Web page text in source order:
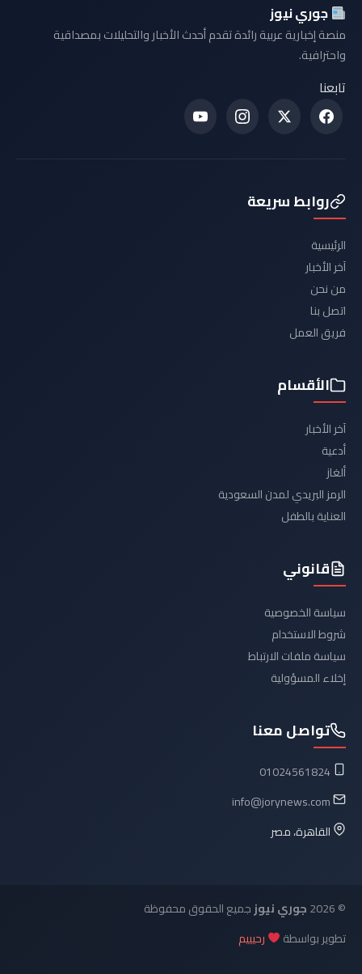
جوري نيوز
منصة إخبارية عربية رائدة تقدم أحدث الأخبار والتحليلات بمصداقية
واحترافية.
تابعنا
روابط سريعة
الرئيسية
آخر الأخبار
من نحن
اتصل بنا
فريق العمل
الأقسام
آخر الأخبار
أدعية
ألغاز
الرمز البريدي لمدن السعودية
العناية بالطفل
قانوني
سياسة الخصوصية
شروط الاستخدام
سياسة ملفات الارتباط
إخلاء المسؤولية
تواصل معنا
01024561824
info@jorynews.com
القاهرة، مصر
© 2026 جوري نيوزجميع الحقوق محفوظة
تطوير بواسطة
رحيييم